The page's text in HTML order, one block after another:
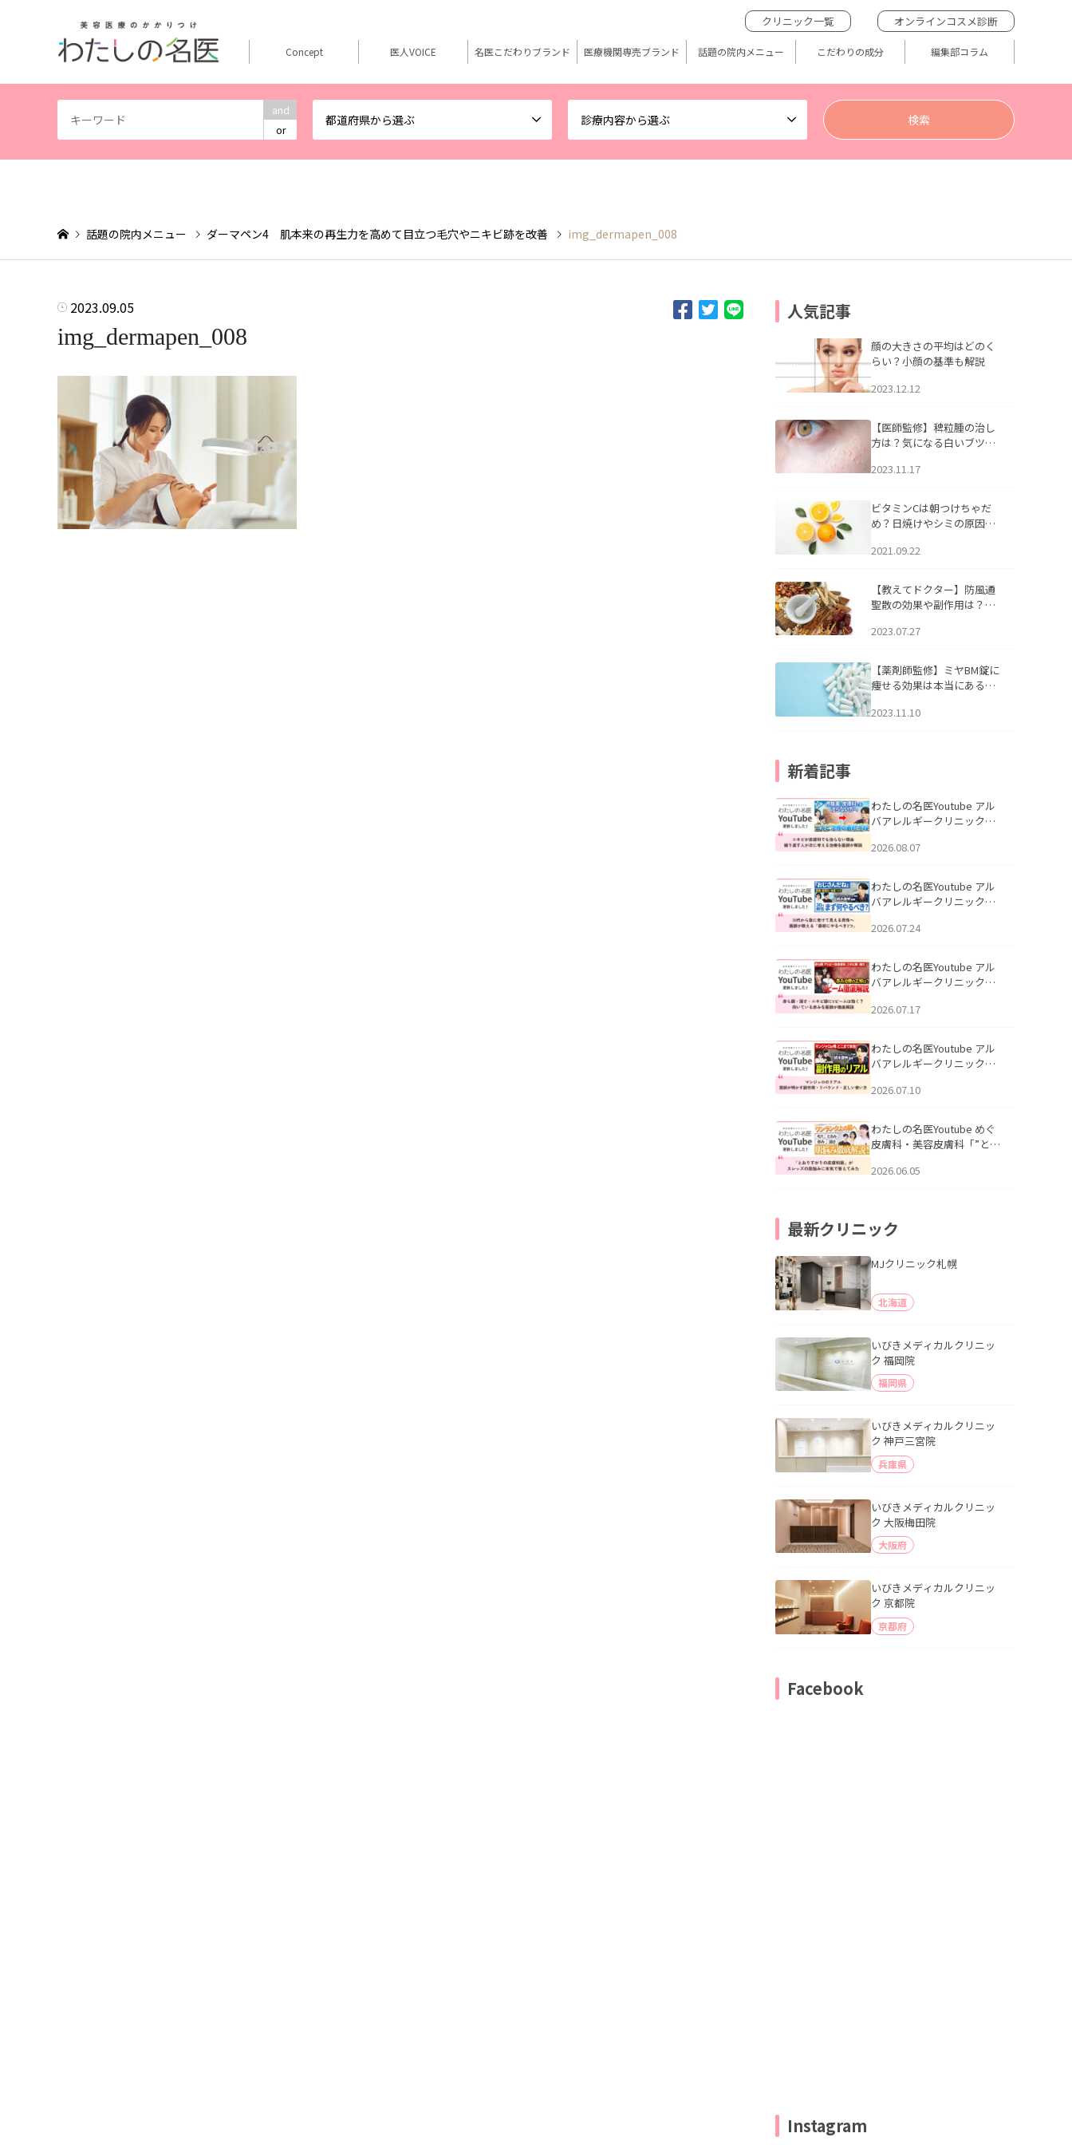
and
or
都道府県から選ぶ 診療内容から選ぶ
クリニック一覧 オンラインコスメ診断
Concept 医人VOICE 名医こだわりブランド 医療機関専売ブランド 話題の院内メニュー こだわりの成分 編集部コラム
話題の院内メニュー ダーマペン4 肌本来の再生力を高めて目立つ毛穴やニキビ跡を改善 img_dermapen_008
2023.09.05
img_dermapen_008
人気記事
顔の大きさの平均はどのく
らい？小顔の基準も解説
2023.12.12
【医師監修】稗粒腫の治し
方は？気になる白いブツブ
アについて
2023.11.17
ビタミンCは朝つけちゃだ
め？日焼けやシミの原因に
2021.09.22
【教えてドクター】防風通
聖散の効果や副作用は？長
2023.07.27
【薬剤師監修】ミヤBM錠に
痩せる効果は本当にある
2023.11.10
新着記事
わたしの名医Youtube アル
バアレルギークリニック札
らない理由｜繰り返す人が
説」を公開いたしました。
2026.08.07
わたしの名医Youtube アル
バアレルギークリニック札
える男性へ｜医師が教える
公開いたしました。
2026.07.24
わたしの名医Youtube アル
バアレルギークリニック札
跡にVビームは効く？向いて
説」を公開いたしました。
2026.07.17
わたしの名医Youtube アル
バアレルギークリニック札
医師が明かす副作用・リバ
公開いたしました。
2026.07.10
わたしの名医Youtube めぐ
皮膚科・美容皮膚科「”とお
ッズの肌悩みに本気で答え
2026.06.05
最新クリニック
MJクリニック札幌
北海道
いびきメディカルクリニッ
ク 福岡院
福岡県
いびきメディカルクリニッ
ク 神戸三宮院
兵庫県
いびきメディカルクリニッ
ク 大阪梅田院
大阪府
いびきメディカルクリニッ
ク 京都院
京都府
Facebook
Instagram